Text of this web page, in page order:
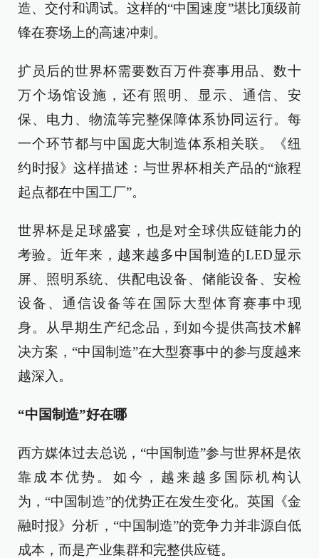
造、交付和调试。这样的“中国速度”堪比顶级前
锋在赛场上的高速冲刺。
扩员后的世界杯需要数百万件赛事用品、数十
万个场馆设施，还有照明、显示、通信、安
保、电力、物流等完整保障体系协同运行。每
一个环节都与中国庞大制造体系相关联。《纽
约时报》这样描述：与世界杯相关产品的“旅程
起点都在中国工厂”。
世界杯是足球盛宴，也是对全球供应链能力的
考验。近年来，越来越多中国制造的LED显示
屏、照明系统、供配电设备、储能设备、安检
设备、通信设备等在国际大型体育赛事中现
身。从早期生产纪念品，到如今提供高技术解
决方案，“中国制造”在大型赛事中的参与度越来
越深入。
“中国制造”好在哪
西方媒体过去总说，“中国制造”参与世界杯是依
靠成本优势。如今，越来越多国际机构认
为，“中国制造”的优势正在发生变化。英国《金
融时报》分析，“中国制造”的竞争力并非源自低
成本，而是产业集群和完整供应链。